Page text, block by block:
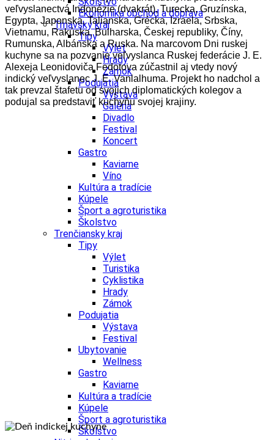
Ekonomika obchod a doprava
Trnavský kraj
Tipy
Výlet
Hrady
Zámok
Podujatia
Výstava
Galéria
Divadlo
Festival
Koncert
Gastro
Kaviarne
Víno
Kultúra a tradície
Kúpele
Šport a agroturistika
Školstvo
Trenčiansky kraj
Tipy
Výlet
Turistika
Cyklistika
Hrady
Zámok
Podujatia
Výstava
Festival
Ubytovanie
Wellness
Gastro
Kaviarne
Kultúra a tradície
Kúpele
Šport a agroturistika
Školstvo
veľvyslanectvá Indonézie (dvakrát), Turecka, Gruzínska,
Egypta, Japonska, Talianska, Grécka, Izraela, Srbska,
Vietnamu, Rakúska, Bulharska, Českej republiky, Číny,
Rumunska, Albánska a Ruska. Na marcovom Dni ruskej
kuchyne sa na pozvanie veľvyslanca Ruskej federácie J. E.
Alexeja Leonidoviča Fedotova zúčastnil aj vtedy nový
indický veľvyslanec J. E. Vanlalhuma. Projekt ho nadchol a
tak prevzal štafetu od svojich diplomatických kolegov a
podujal sa predstaviť kuchyňu svojej krajiny.